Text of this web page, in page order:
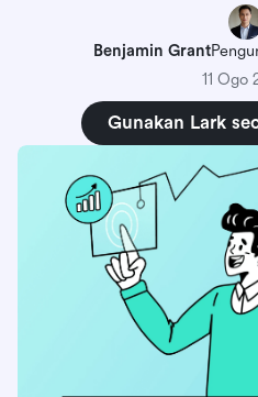
Benjamin Grant
11 Ogo
Gunakan Lark